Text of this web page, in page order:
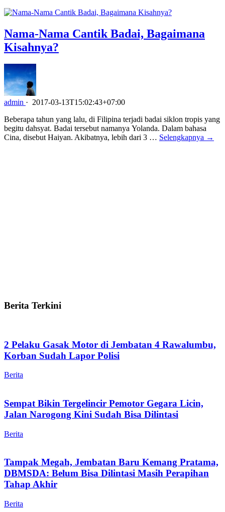
Nama-Nama Cantik Badai, Bagaimana
Kisahnya?
admin · 2017-03-13T15:02:43+07:00
Beberapa tahun yang lalu, di Filipina terjadi badai siklon tropis yang
begitu dahsyat. Badai tersebut namanya Yolanda. Dalam bahasa
Cina, disebut Haiyan. Akibatnya, lebih dari 3 … Selengkapnya →
Berita Terkini
2 Pelaku Gasak Motor di Jembatan 4 Rawalumbu,
Korban Sudah Lapor Polisi
Berita
Sempat Bikin Tergelincir Pemotor Gegara Licin,
Jalan Narogong Kini Sudah Bisa Dilintasi
Berita
Tampak Megah, Jembatan Baru Kemang Pratama,
DBMSDA: Belum Bisa Dilintasi Masih Perapihan
Tahap Akhir
Berita